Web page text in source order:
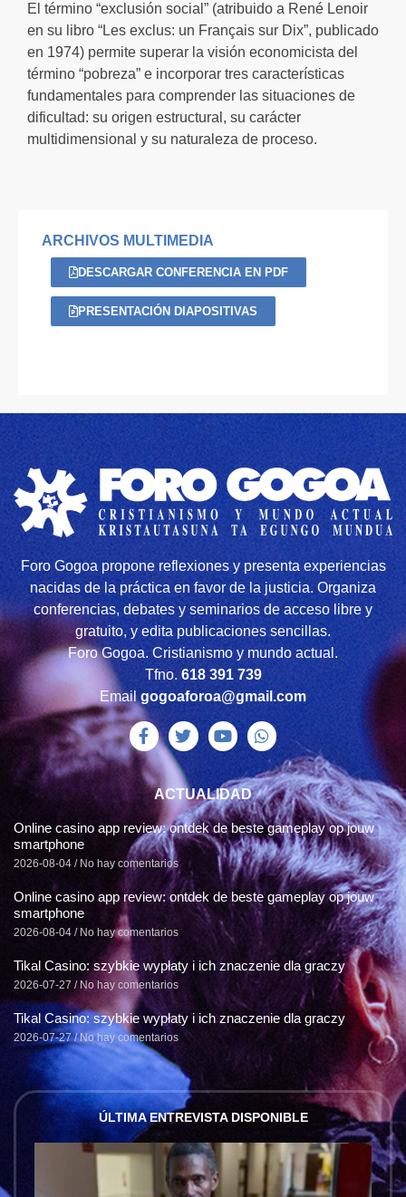
El término “exclusión social” (atribuido a René Lenoir
en su libro “Les exclus: un Français sur Dix”, publicado
en 1974) permite superar la visión economicista del
término “pobreza” e incorporar tres características
fundamentales para comprender las situaciones de
dificultad: su origen estructural, su carácter
multidimensional y su naturaleza de proceso.
ARCHIVOS MULTIMEDIA
DESCARGAR CONFERENCIA EN PDF
PRESENTACIÓN DIAPOSITIVAS
Foro Gogoa propone reflexiones y presenta experiencias
nacidas de la práctica en favor de la justicia. Organiza
conferencias, debates y seminarios de acceso libre y
gratuito, y edita publicaciones sencillas.
Foro Gogoa. Cristianismo y mundo actual.
Tfno. 618 391 739
Emailgogoaforoa@gmail.com
ACTUALIDAD
Online casino app review: ontdek de beste gameplay op jouw
smartphone
2026-08-04 No hay comentarios
Online casino app review: ontdek de beste gameplay op jouw
smartphone
2026-08-04 No hay comentarios
Tikal Casino: szybkie wypłaty i ich znaczenie dla graczy
2026-07-27 No hay comentarios
Tikal Casino: szybkie wypłaty i ich znaczenie dla graczy
2026-07-27 No hay comentarios
ÚLTIMA ENTREVISTA DISPONIBLE